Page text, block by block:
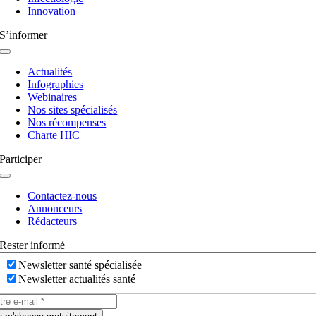
Innovation
S’informer
Navigation
basculeActualités
Infographies
Webinaires
Nos sites spécialisés
Nos récompenses
Charte HIC
Participer
Navigation
basculeContactez-nous
Annonceurs
Rédacteurs
Rester informé
Newsletter santé spécialisée
Newsletter actualités santé